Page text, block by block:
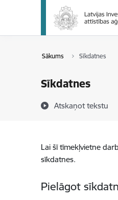
Pāriet uz lapas saturu
Sākums Sīkdatnes
Sīkdatnes
Atskaņot tekstu
Lai šī tīmekļvietne
sīkdatnes.
Pielāgot